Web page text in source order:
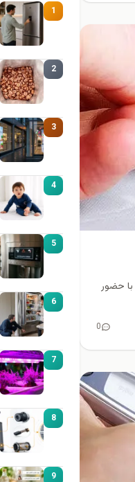
حضور
0
1
2
3
4
5
6
7
8
9